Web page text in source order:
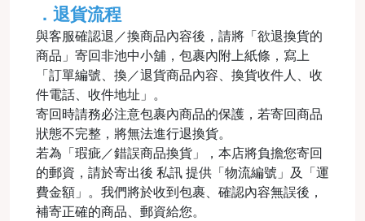
．退貨流程
與客服確認退／換商品內容後，請將「欲退換貨的
商品」寄回非池中小舖，包裹內附上紙條，寫上
「訂單編號、換／退貨商品內容、換貨收件人、收
件電話、收件地址」。
寄回時請務必注意包裹內商品的保護，若寄回商品
狀態不完整，將無法進行退換貨。
若為「瑕疵／錯誤商品換貨」，本店將負擔您寄回
的郵資，請於寄出後 私訊 提供「物流編號」及「運
費金額」。我們將於收到包裹、確認內容無誤後，
補寄正確的商品、郵資給您。